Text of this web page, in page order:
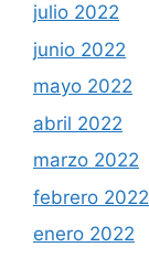
julio 2022
junio 2022
mayo 2022
abril 2022
marzo 2022
febrero 2022
enero 2022